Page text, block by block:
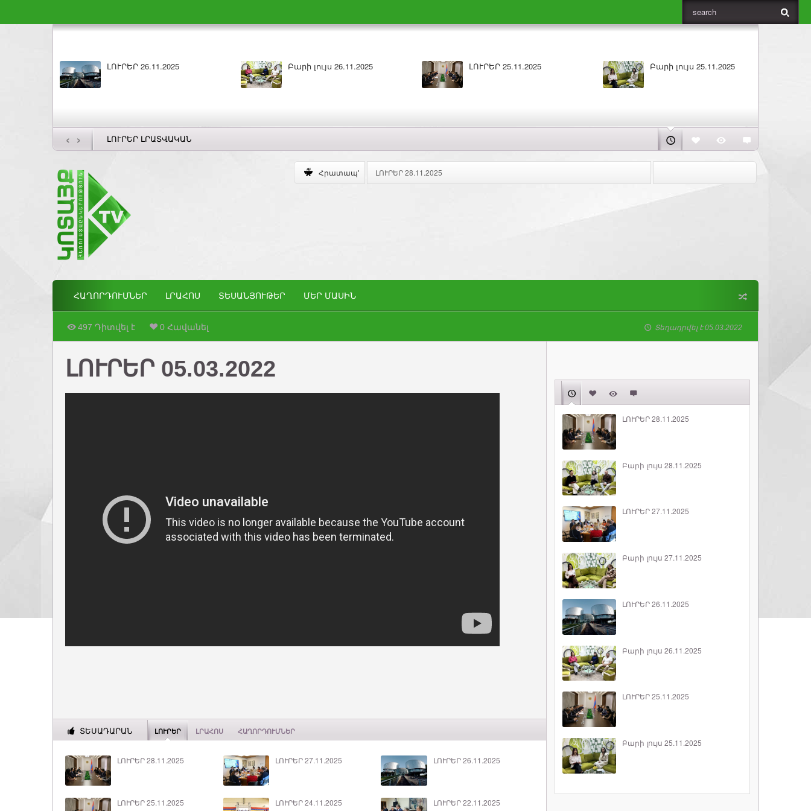
ԼՈՒՐԵՐ 26.11.2025 Բարի լույս 26.11.2025 ԼՈՒՐԵՐ 25.11.2025 Բարի լույս 25.11.2025
‹ › ԼՈՒՐԵՐ ԼՐԱՏՎԱԿԱՆ
Հրատապ' ԼՈՒՐԵՐ 28.11.2025
ՀԱՂՈՐԴՈՒՄՆԵՐ ԼՐԱՀՈՍ ՏԵՍԱՆՅՈՒԹԵՐ ՄԵՐ ՄԱՍԻՆ
497 Դիտվել է 0 Հավանել Տեղադրվել է 05.03.2022
ԼՈՒՐԵՐ 05.03.2022
ՏԵՍԱԴԱՐԱՆ ԼՈՒՐԵՐ ԼՐԱՀՈՍ ՀԱՂՈՐԴՈՒՄՆԵՐ
ԼՈՒՐԵՐ 28.11.2025 ԼՈՒՐԵՐ 27.11.2025 ԼՈՒՐԵՐ 26.11.2025
ԼՈՒՐԵՐ 25.11.2025 ԼՈՒՐԵՐ 24.11.2025 ԼՈՒՐԵՐ 22.11.2025
ԼՈՒՐԵՐ 28.11.2025
Բարի լույս 28.11.2025
ԼՈՒՐԵՐ 27.11.2025
Բարի լույս 27.11.2025
ԼՈՒՐԵՐ 26.11.2025
Բարի լույս 26.11.2025
ԼՈՒՐԵՐ 25.11.2025
Բարի լույս 25.11.2025